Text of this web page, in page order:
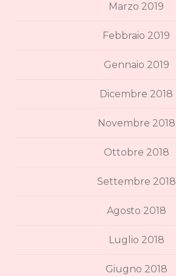
Marzo 2019
Febbraio 2019
Gennaio 2019
Dicembre 2018
Novembre 2018
Ottobre 2018
Settembre 2018
Agosto 2018
Luglio 2018
Giugno 2018